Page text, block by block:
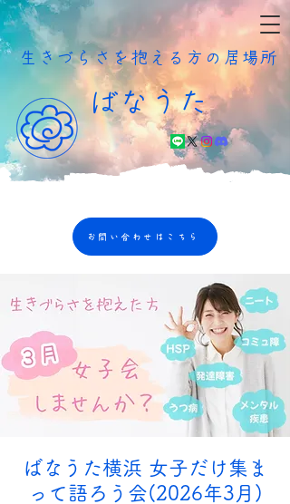
​生きづらさを抱える方の居場所
ばなうた
お問い合わせはこちら
ばなうた横浜 女子だけ集ま
って語ろう会(2026年3月)